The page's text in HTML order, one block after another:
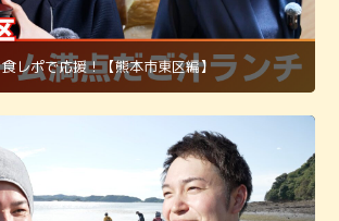
レポで応援！【熊本市東区編】